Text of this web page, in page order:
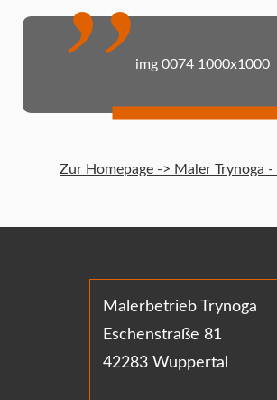
img 0074 1000x1000
Zur Homepage -> Maler Trynoga -
Malerbetrieb Trynoga
Eschenstraße 81
42283 Wuppertal